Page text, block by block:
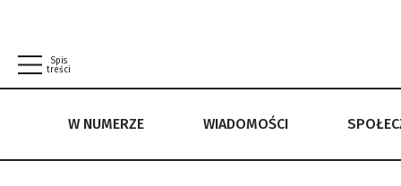
Spis
treści
W NUMERZE WIADOMOŚCI
W NUMERZE WIADOMOŚCI SPOŁECZEŃSTWO